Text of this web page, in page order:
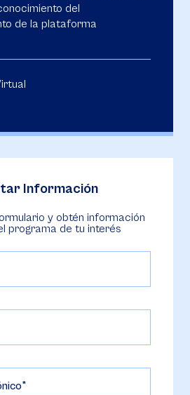
del
de la plataforma
Información
y obtén información
programa de tu interés